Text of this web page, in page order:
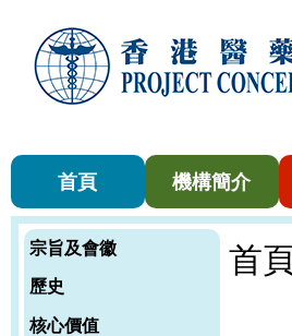
首頁 機構簡介
宗旨及會徽
歷史
核心價值
首頁